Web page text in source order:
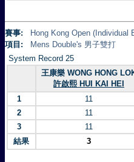
賽事:
Hong Kong Open (Individual
項目:
Mens Double's 男子雙打
System Record 25
王康樂 WONG HONG
許啟熙 HUI KAI HEI
1
11
2
11
3
11
結果
3